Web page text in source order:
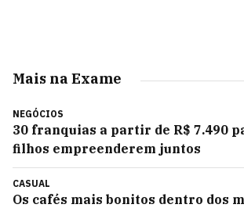
Mais na Exame
NEGÓCIOS
30 franquias a partir de R$ 7.490
filhos empreenderem juntos
CASUAL
Os cafés mais bonitos dentro dos